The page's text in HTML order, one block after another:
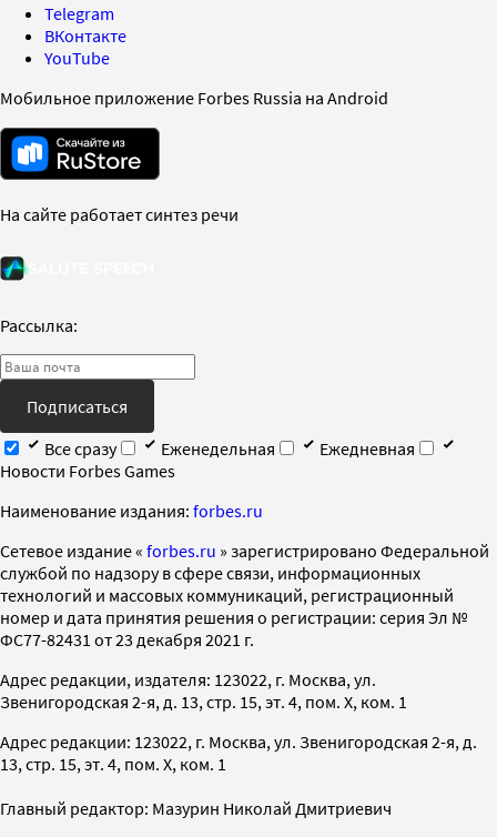
Telegram
ВКонтакте
YouTube
Мобильное приложение Forbes Russia на Android
На сайте работает синтез речи
Рассылка:
Подписаться
Все сразу
Еженедельная
Ежедневная
Новости Forbes Games
Наименование издания: forbes.ru
Cетевое издание « forbes.ru » зарегистрировано Федеральной
службой по надзору в сфере связи, информационных
технологий и массовых коммуникаций, регистрационный
номер и дата принятия решения о регистрации: серия Эл №
ФС77-82431 от 23 декабря 2021 г.
Адрес редакции, издателя: 123022, г. Москва, ул.
Звенигородская 2-я, д. 13, стр. 15, эт. 4, пом. X, ком. 1
Адрес редакции: 123022, г. Москва, ул. Звенигородская 2-я, д.
13, стр. 15, эт. 4, пом. X, ком. 1
Главный редактор: Мазурин Николай Дмитриевич